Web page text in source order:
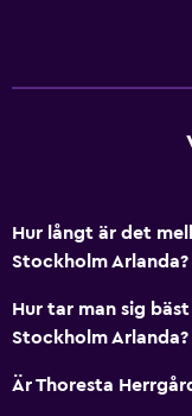
Hur långt är det
Stockholm Arlanda?
Hur tar man sig
Stockholm Arlanda?
Är Thoresta